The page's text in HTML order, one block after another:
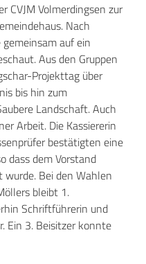
CVJM Volmerdingsen zur
Nach
auf ein
Aus den Gruppen
Projekttag über
bis hin zum
Landschaft. Auch
Arbeit. Die Kassiererin
bestätigten eine
dass dem Vorstand
Bei den Wahlen
bleibt 1.
Schriftführerin und
Ein 3. Beisitzer konnte